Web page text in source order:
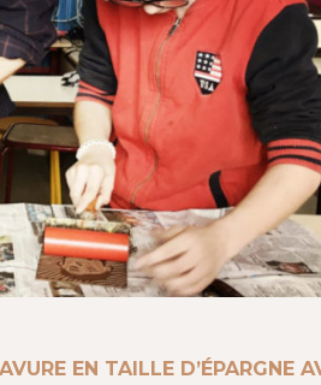
EN TAILLE D’ÉPARGNE